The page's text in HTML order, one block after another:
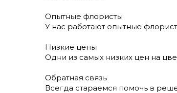
Опытные флористы
У нас работают опытные
Низкие цены
Одни из самых низких цен на
Обратная связь
Всегда стараемся помочь в